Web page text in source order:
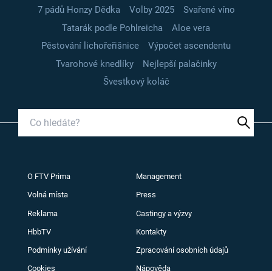
7 pádů Honzy Dědka
Volby 2025
Svařené víno
Tatarák podle Pohlreicha
Aloe vera
Pěstování lichořeřišnice
Výpočet ascendentu
Tvarohové knedlíky
Nejlepší palačinky
Švestkový koláč
O FTV Prima Management
Volná místa Press
Reklama Castingy a výzvy
HbbTV Kontakty
Podmínky užívání Zpracování osobních údajů
Cookies Nápověda